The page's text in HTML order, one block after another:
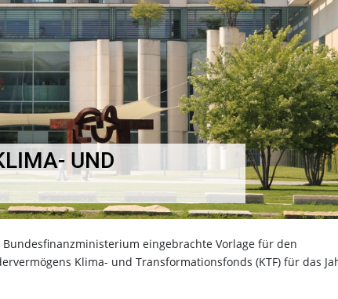
UND T
eingebrachte Vorlage für den
Klima- und Transformationsfonds (KTF) für das